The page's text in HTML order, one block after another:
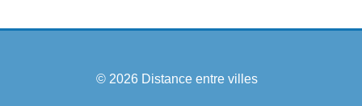
© 2026 Distance entre villes